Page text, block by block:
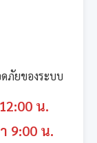
ภัยของระบบ
น.
9:00 น.